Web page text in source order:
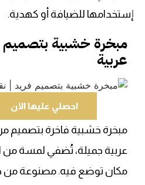
إستخدامها للضيافة أو كهدية.
مبخرة خشبية
عربية
احصلي عليها الآن
مبخرة خشبية فاخرة بتصميم
عربية جميلة، تُضفي لمسة من
مكان توضع فيه. مصنوعة من